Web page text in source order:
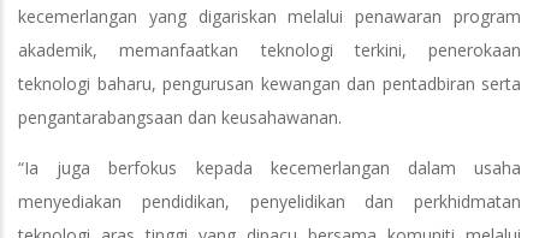
kecemerlangan yang digariskan melalui penawaran program
akademik, memanfaatkan teknologi terkini, penerokaan
teknologi baharu, pengurusan kewangan dan pentadbiran serta
pengantarabangsaan dan keusahawanan.
“Ia juga berfokus kepada kecemerlangan dalam usaha
menyediakan pendidikan, penyelidikan dan perkhidmatan